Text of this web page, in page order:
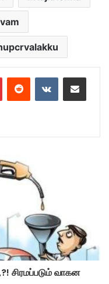
PinterestReddit VKontakteShare via Email
சிரமப்படும் வாகன